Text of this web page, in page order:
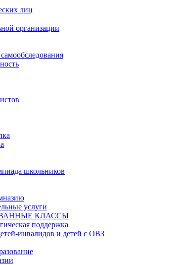
лиц
организации
школьников
услуги
КЛАССЫ
поддержка
инвалидов и детей с ОВЗ